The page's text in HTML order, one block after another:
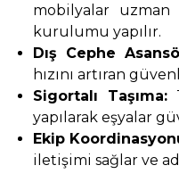
mobilyalar
kurulumu yapılır.
Dış Cephe
hızını artıran
Sigortalı Taşıma:
yapılarak eşyalar
Ekip
iletişimi sağlar ve